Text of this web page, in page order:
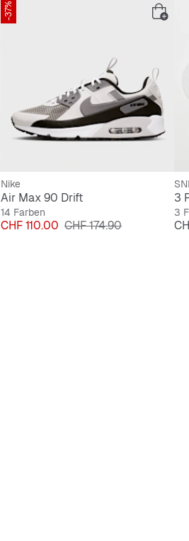
-37%
Nike
Air Max 90 Drift
14 Farben
Preis
CHF 110.00 Originalpreis
CHF 174.90
3
3